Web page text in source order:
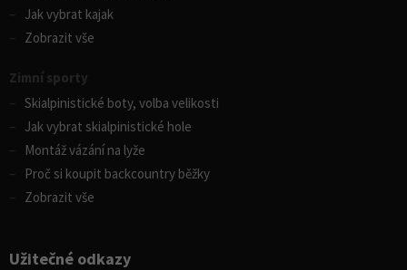
Jak vybrat kajak
Zobrazit vše
Zimní sporty
Skialpinistické boty, volba velikosti
Jak vybrat skialpinistické hole
Montáž vázání na lyže
Proč si koupit backcountry běžky
Zobrazit vše
Užitečné odkazy